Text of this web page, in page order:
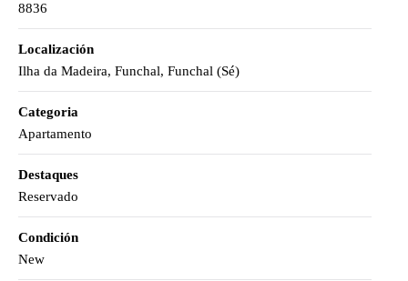
8836
Localización
Ilha da Madeira, Funchal, Funchal (Sé)
Categoria
Apartamento
Destaques
Reservado
Condición
New